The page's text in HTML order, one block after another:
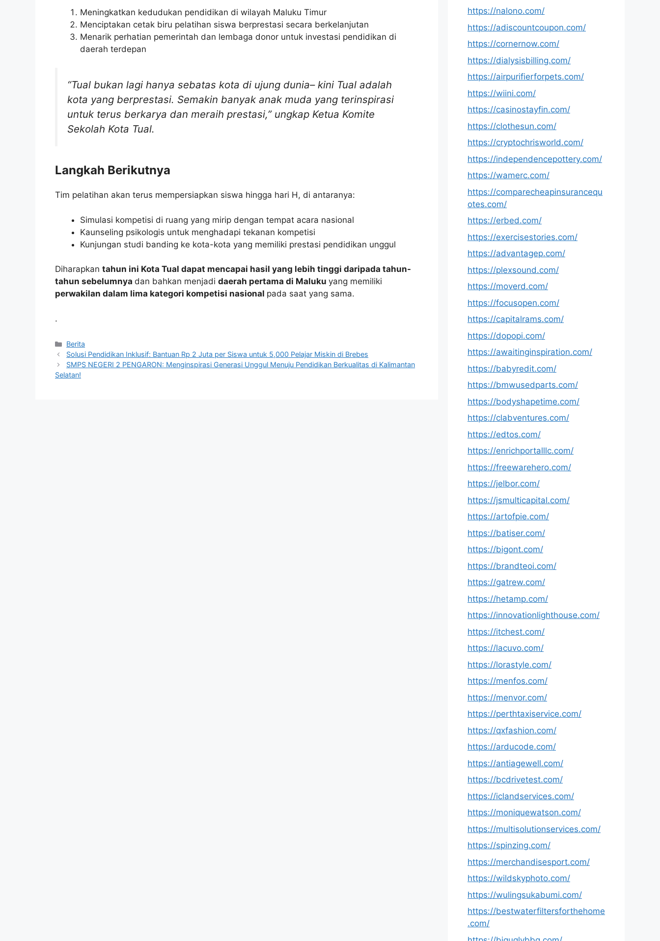
Meningkatkan kedudukan pendidikan di wilayah Maluku Timur
Menciptakan cetak biru pelatihan siswa berprestasi secara berkelanjutan
Menarik perhatian pemerintah dan lembaga donor untuk investasi pendidikan di
daerah terdepan
“Tual bukan lagi hanya sebatas kota di ujung dunia– kini Tual adalah
kota yang berprestasi. Semakin banyak anak muda yang terinspirasi
untuk terus berkarya dan meraih prestasi,” ungkap Ketua Komite
Sekolah Kota Tual.
Langkah Berikutnya
Tim pelatihan akan terus mempersiapkan siswa hingga hari H, di antaranya:
Simulasi kompetisi di ruang yang mirip dengan tempat acara nasional
Kaunseling psikologis untuk menghadapi tekanan kompetisi
Kunjungan studi banding ke kota-kota yang memiliki prestasi pendidikan unggul
Diharapkan tahun ini Kota Tual dapat mencapai hasil yang lebih tinggi daripada tahun-
tahun sebelumnya dan bahkan menjadi daerah pertama di Maluku yang memiliki
perwakilan dalam lima kategori kompetisi nasional pada saat yang sama.
.
Kategori
Berita
Solusi Pendidikan Inklusif: Bantuan Rp 2 Juta per Siswa untuk 5,000 Pelajar Miskin di Brebes
SMPS NEGERI 2 PENGARON: Menginspirasi Generasi Unggul Menuju Pendidikan Berkualitas di Kalimantan
Selatan!
https://nalono.com/
https://adiscountcoupon.com/
https://cornernow.com/
https://dialysisbilling.com/
https://airpurifierforpets.com/
https://wiini.com/
https://casinostayfin.com/
https://clothesun.com/
https://cryptochrisworld.com/
https://independencepottery.com/
https://wamerc.com/
https://comparecheapinsurancequ
otes.com/
https://erbed.com/
https://exercisestories.com/
https://advantagep.com/
https://plexsound.com/
https://moverd.com/
https://focusopen.com/
https://capitalrams.com/
https://dopopi.com/
https://awaitinginspiration.com/
https://babyredit.com/
https://bmwusedparts.com/
https://bodyshapetime.com/
https://clabventures.com/
https://edtos.com/
https://enrichportalllc.com/
https://freewarehero.com/
https://jelbor.com/
https://jsmulticapital.com/
https://artofpie.com/
https://batiser.com/
https://bigont.com/
https://brandteoi.com/
https://gatrew.com/
https://hetamp.com/
https://innovationlighthouse.com/
https://itchest.com/
https://lacuvo.com/
https://lorastyle.com/
https://menfos.com/
https://menvor.com/
https://perthtaxiservice.com/
https://qxfashion.com/
https://arducode.com/
https://antiagewell.com/
https://bcdrivetest.com/
https://iclandservices.com/
https://moniquewatson.com/
https://multisolutionservices.com/
https://spinzing.com/
https://merchandisesport.com/
https://wildskyphoto.com/
https://wulingsukabumi.com/
https://bestwaterfiltersforthehome
.com/